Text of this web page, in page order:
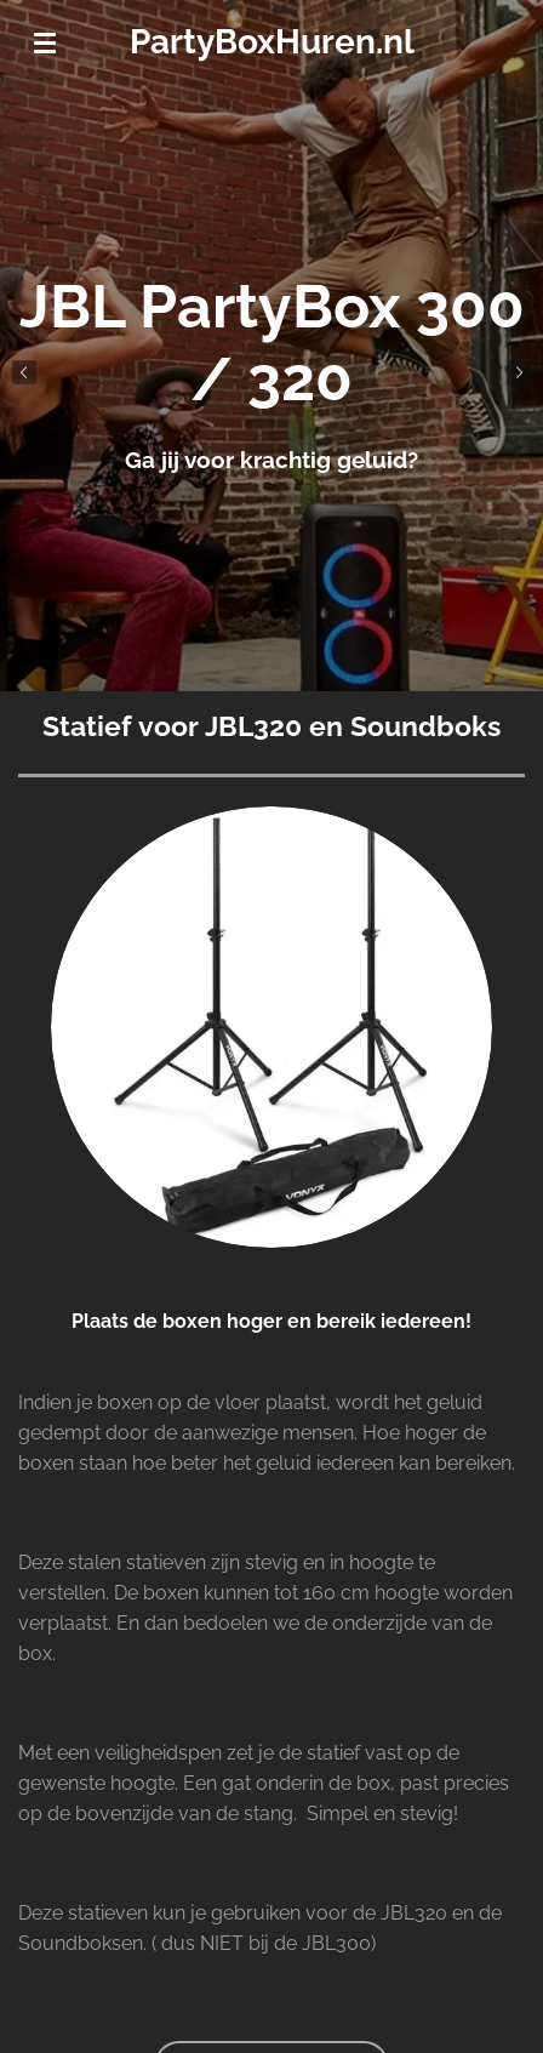
Ga
direct
naar
de
hoofdinhoud
PartyBoxHuren.nl
JBL PartyBox 300
/ 320
Ga jij voor krachtig geluid?
Statief voor JBL320 en Soundboks
Plaats de boxen hoger en bereik iedereen!
Indien je boxen op de vloer plaatst, wordt het geluid
gedempt door de aanwezige mensen. Hoe hoger de
boxen staan hoe beter het geluid iedereen kan bereiken.
Deze stalen statieven zijn stevig en in hoogte te
verstellen. De boxen kunnen tot 160 cm hoogte worden
verplaatst. En dan bedoelen we de onderzijde van de
box.
Met een veiligheidspen zet je de statief vast op de
gewenste hoogte. Een gat onderin de box, past precies
op de bovenzijde van de stang. Simpel en stevig!
Deze statieven kun je gebruiken voor de JBL320 en de
Soundboksen. ( dus NIET bij de JBL300)